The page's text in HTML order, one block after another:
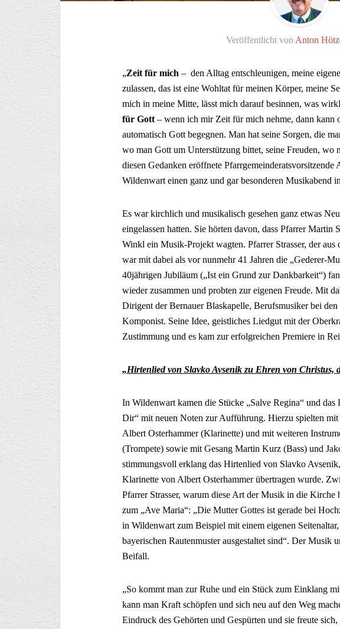
Veröffentlicht von Anton
„Zeit für mich – den Alltag entschleunigen, meine
zulassen, das ist eine Wohltat für meinen Körper, meine
mich in meine Mitte, lässt mich darauf besinnen, was
für Gott – wenn ich mir Zeit für mich nehme, dann kann
automatisch Gott begegnen. Man hat seine Sorgen, die
wo man Gott um Unterstützung bittet, seine Freuden, wo
diesen Gedanken eröffnete
Wildenwart einen ganz und gar besonderen Musikabend
Es war kirchlich und musikalisch gesehen ganz etwas
eingelassen hatten. Sie hörten davon, dass Pfarrer Martin
Winkl ein Musik-Projekt wagten. Pfarrer Strasser, der aus
war mit dabei als vor nunmehr 41 Jahren die „Gederer-
40jährigen Jubiläum („Ist ein Grund zur Dankbarkeit“)
wieder zusammen und probten zur eigenen Freude. Mit
Dirigent der Bernauer Blaskapelle, Berufsmusiker bei
Komponist. Seine Idee, geistliches Liedgut mit der
Zustimmung und es kam zur erfolgreichen Premiere in
„Hirtenlied von Slavko Avsenik zu Ehren von Christus,
In Wildenwart kamen die Stücke „Salve Regina“ und
Dir“ mit neuen Noten zur Aufführung. Hierzu spielten mit
Albert Osterhammer (Klarinette) und mit weiteren
(Trompete) sowie mit Gesang Martin Kurz (Bass) und
stimmungsvoll erklang das Hirtenlied von Slavko
Klarinette von Albert Osterhammer übertragen wurde.
Pfarrer Strasser, warum diese Art der Musik in die Kirche
zum „Ave Maria“: „Die Mutter Gottes ist gerade bei
in Wildenwart zum Beispiel mit einem eigenen
bayerischen Rautenmuster ausgestaltet sind“. Der Musik
Beifall.
„So kommt man zur Ruhe und ein Stück zum Einklang
kann man Kraft schöpfen und sich neu auf den Weg
Eindruck des Gehörten und Gespürten und sie freute